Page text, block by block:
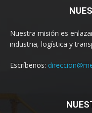
Nuestra misión es
industria, logística y
Escríbenos: